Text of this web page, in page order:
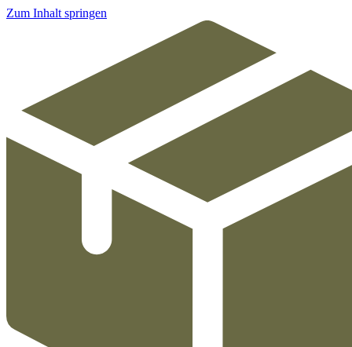
Zum Inhalt springen